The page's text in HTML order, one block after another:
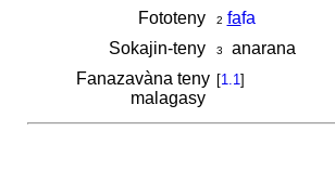
Fototeny 2 fafa
Sokajin-teny
3
anarana
Fanazavàna teny
malagasy
[1.1]